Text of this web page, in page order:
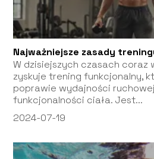
Najważniejsze zasady
W dzisiejszych czasach coraz
zyskuje trening funkcjonalny,
poprawie wydajności
funkcjonalności ciała. Jest...
2024-07-19